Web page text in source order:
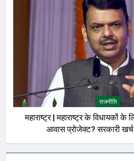
राजनीति
महाराष्ट्र | महाराष्ट्र के विधायकों
आवास प्रोजेक्ट? सरकारी